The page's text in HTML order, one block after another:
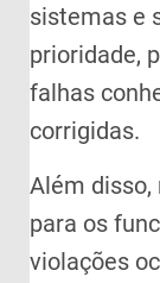
sistemas e
prioridade,
falhas
corrigidas.
Além
para os
violações